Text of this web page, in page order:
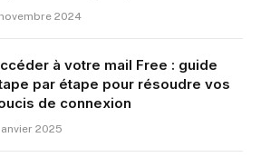
2024
à votre mail Free : guide
par étape pour résoudre vos
de connexion
2025